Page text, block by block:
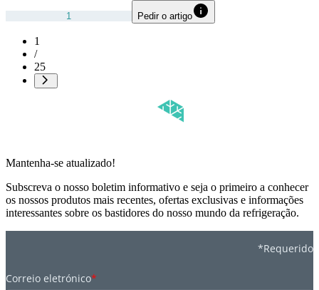
Pedir o artigo
1
/
25
Mantenha-se atualizado!
Subscreva o nosso boletim informativo e seja o primeiro a conhecer
os nossos produtos mais recentes, ofertas exclusivas e informações
interessantes sobre os bastidores do nosso mundo da refrigeração.
*Requerido
Correio eletrónico*